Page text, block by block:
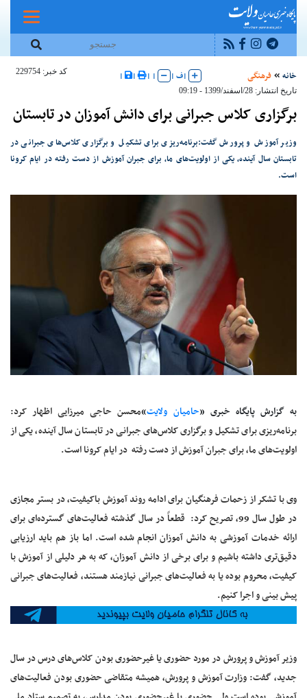
خانه فرهنگی |ف |
|
|
|
|
کد خبر: 229754
تاریخ انتشار: 28/اسفند/1399 - 09:19
برگزاری کلاس جبرانی برای دانش آموزان در تابستان
وزیر آموزش و پرورش گفت:برنامه‌ریزی برای تشکیل و برگزاری کلاس‌های جبرانی در
تابستان سال آینده، یکی از اولویت‌های ما، برای جبران آموزش از دست رفته در ایام کرونا
است.
به گزارش پایگاه خبری «حامیان ولایت»محسن حاجی میرزایی اظهار کرد:
برنامه‌ریزی برای تشکیل و برگزاری کلاس‌های جبرانی در تابستان سال آینده، یکی از
اولویت‌های ما، برای جبران آموزش از دست رفته در ایام کرونا است.
وی با تشکر از زحمات فرهنگیان برای ادامه روند آموزش باکیفیت، در بستر مجازی
در طول سال 99، تصریح کرد: قطعاً در سال گذشته فعالیت‌های گسترده‌‌ای برای
ارائه خدمات آموزشی به دانش آموزان انجام شده است. اما باز هم باید ارزیابی
دقیق‌تری داشته باشیم و برای برخی از دانش آموزان، که به هر دلیلی از آموزش با
کیفیت، محروم بوده یا به فعالیت‌های جبرانی نیازمند هستند، فعالیت‌های جبرانی
پیش بینی و اجرا کنیم.
وزیر آموزش و پرورش در مورد حضوری یا غیرحضوری بودن کلاس‌های درس در سال
جدید، گفت: وزارت آموزش و پرورش، همیشه متقاضی حضوری بودن فعالیت‌های